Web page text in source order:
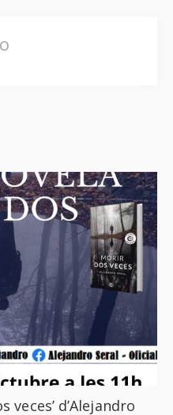
veces’ d’Alejandro